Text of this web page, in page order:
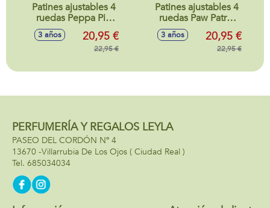
Patines ajustables 4
ruedas Peppa Pig
(Talla 24-29)
3 años 20,95 €
22,95 €
Patines ajustables 4
ruedas Paw Patrol
(Talla 24-29)
3 años 20,95 €
22,95 €
PERFUMERÍA Y REGALOS LEYLA
PASEO DEL CORDÓN Nº 4
13670 -Villarrubia De Los Ojos ( Ciudad Real )
685034034